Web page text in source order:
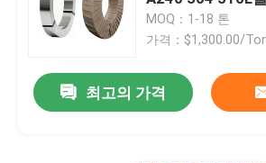
MOQ：1-18 톤
가격：$1,300.00/
최고의 가격